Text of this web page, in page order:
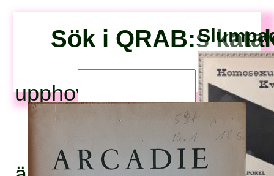
Sök i QRAB:s
upphovsperson: